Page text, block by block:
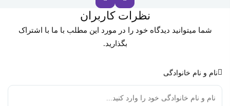
نظرات کاربران
شما میتوانید دیدگاه خود را در مورد این مطلب با ما با اشتراک
بگذارید.
نام و نام خانوادگی